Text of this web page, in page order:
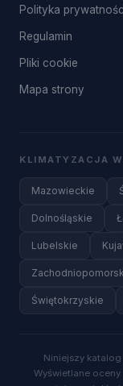
Polityka
Regulamin
Pliki cookie
Mapa strony
KLIMATYZACJA
Mazowieckie
Dolnośląskie
Lubelskie
Świętokrzyskie
Niniejszy
Wyświetlane